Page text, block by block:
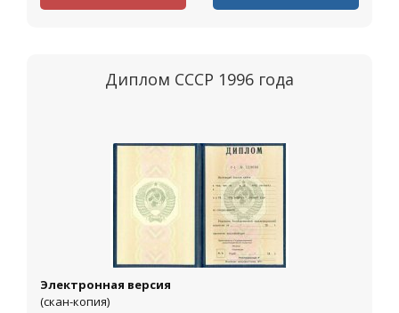
Диплом СССР 1996 года
Электронная версия
(скан-копия)